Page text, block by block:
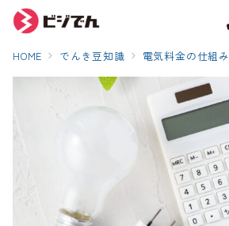
HOME でんき豆知識 電気料金の仕組み